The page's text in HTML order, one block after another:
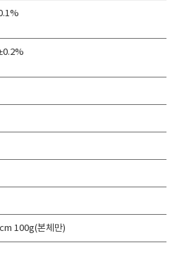
100g(본체만)